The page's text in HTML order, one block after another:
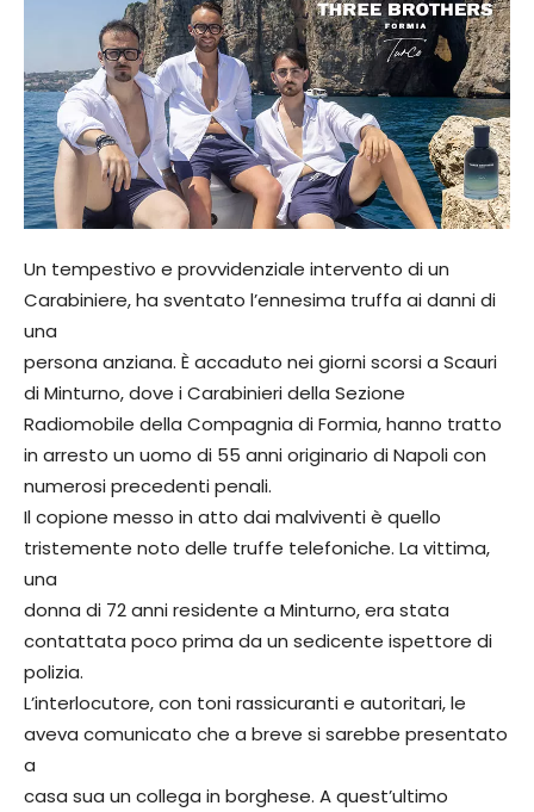
Un tempestivo e provvidenziale intervento di un
Carabiniere, ha sventato l’ennesima truffa ai danni di
una
persona anziana. È accaduto nei giorni scorsi a Scauri
di Minturno, dove i Carabinieri della Sezione
Radiomobile della Compagnia di Formia, hanno tratto
in arresto un uomo di 55 anni originario di Napoli con
numerosi precedenti penali.
Il copione messo in atto dai malviventi è quello
tristemente noto delle truffe telefoniche. La vittima,
una
donna di 72 anni residente a Minturno, era stata
contattata poco prima da un sedicente ispettore di
polizia.
L’interlocutore, con toni rassicuranti e autoritari, le
aveva comunicato che a breve si sarebbe presentato
a
casa sua un collega in borghese. A quest’ultimo